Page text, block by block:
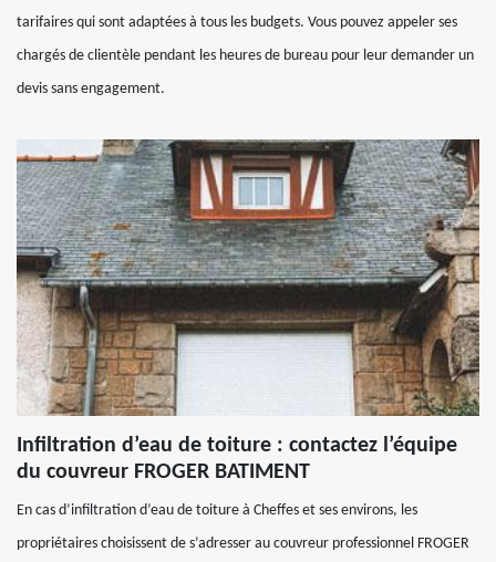
tarifaires qui sont adaptées à tous les budgets. Vous pouvez appeler ses
chargés de clientèle pendant les heures de bureau pour leur demander un
devis sans engagement.
Infiltration d’eau de toiture : contactez l’équipe
du couvreur FROGER BATIMENT
En cas d’infiltration d’eau de toiture à Cheffes et ses environs, les
propriétaires choisissent de s’adresser au couvreur professionnel FROGER